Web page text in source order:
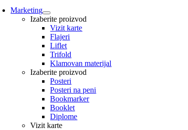
Marketing
Izaberite proizvod
Vizit karte
Flajeri
Liflet
Trifold
Klamovan materijal
Izaberite proizvod
Posteri
Posteri na peni
Bookmarker
Booklet
Diplome
Vizit karte